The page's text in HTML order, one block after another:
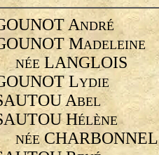
ANDRÉ
MADELEINE
NÉELANGLOIS
LYDIE
ABEL
HÉLÈNE
NÉECHARBONNEL